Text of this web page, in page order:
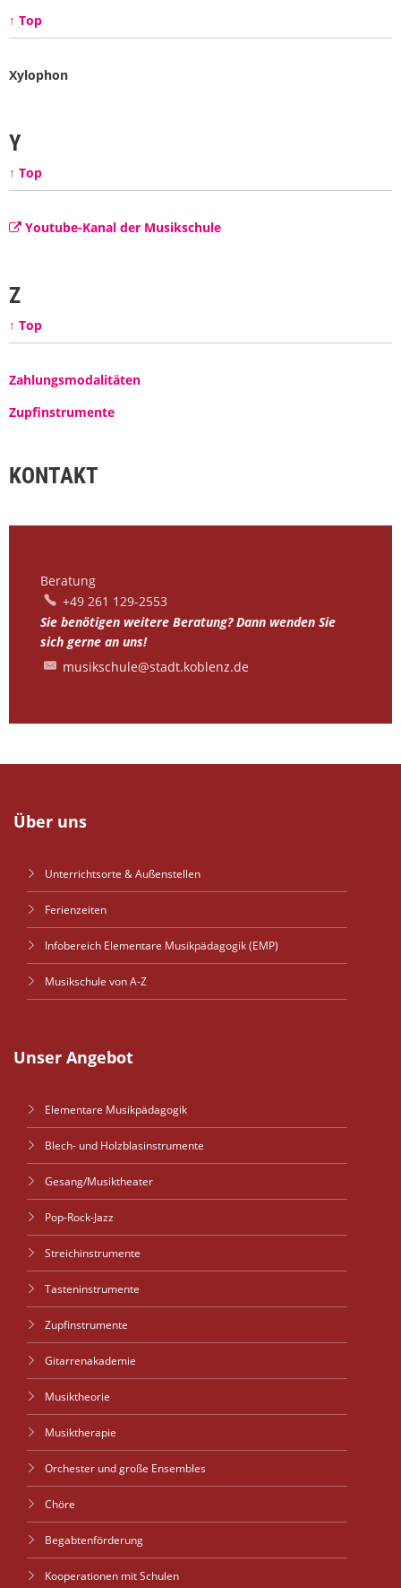
↑ Top
Xylophon
Y
↑ Top
Youtube-Kanal der Musikschule
Z
↑ Top
Zahlungsmodalitäten
Zupfinstrumente
KONTAKT
Beratung
+49 261 129-2553
Sie benötigen weitere Beratung? Dann wenden Sie
sich gerne an uns!
musikschule@stadt.koblenz.de
Über uns
Unterrichtsorte & Außenstellen
Ferienzeiten
Infobereich Elementare Musikpädagogik (EMP)
Musikschule von A-Z
Unser Angebot
Elementare Musikpädagogik
Blech- und Holzblasinstrumente
Gesang/Musiktheater
Pop-Rock-Jazz
Streichinstrumente
Tasteninstrumente
Zupfinstrumente
Gitarrenakademie
Musiktheorie
Musiktherapie
Orchester und große Ensembles
Chöre
Begabtenförderung
Kooperationen mit Schulen